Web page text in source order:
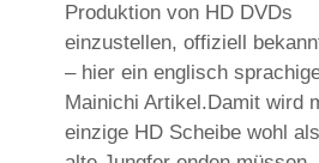
Produktion von HD DVDs
einzustellen, offiziell
– hier ein englisch
Mainichi Artikel.Damit wird
einzige HD Scheibe wohl